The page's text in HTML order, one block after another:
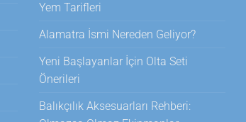
Yem Tarifleri
Alamatra İsmi Nereden Geliyor?
Yeni Başlayanlar İçin Olta Seti
Önerileri
Balıkçılık Aksesuarları Rehberi: